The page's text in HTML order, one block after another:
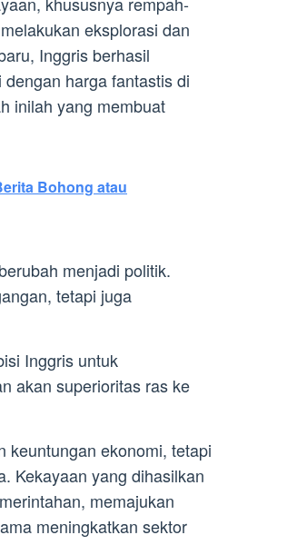
eksplorasi dan
Inggris berhasil
harga fantastis di
inilah yang membuat
Bohong atau
menjadi politik.
tetapi juga
Inggris untuk
akan superioritas ras ke
keuntungan ekonomi, tetapi
Kekayaan yang dihasilkan
memajukan
meningkatkan sektor